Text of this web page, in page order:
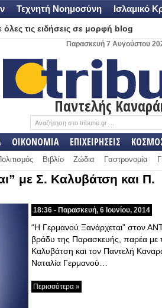
Τεχνητή Νοημοσύνη Ισλαμικό
όλες τις ειδήσεις σε μορφή blog
Παρασκευή 7 Αυγούστου
Παντελής
ΟΙΚΟΝΟΜΙΑ ΕΠΙΧΕΙΡΗΣΕΙΣ
Βιβλίο Ζώδια Γαστρονομία
με Σ. Καλυβάτση και Π.
18:36 - Παρασκευή, 6 Ιουνίου, 2014
“Η Γερμανού Ξανάρχεται” στον
βράδυ της Παρασκευής, παρέα με
Καλυβάτση και τον Παντελή
Ναταλία Γερμανού…
Περισσότερα »